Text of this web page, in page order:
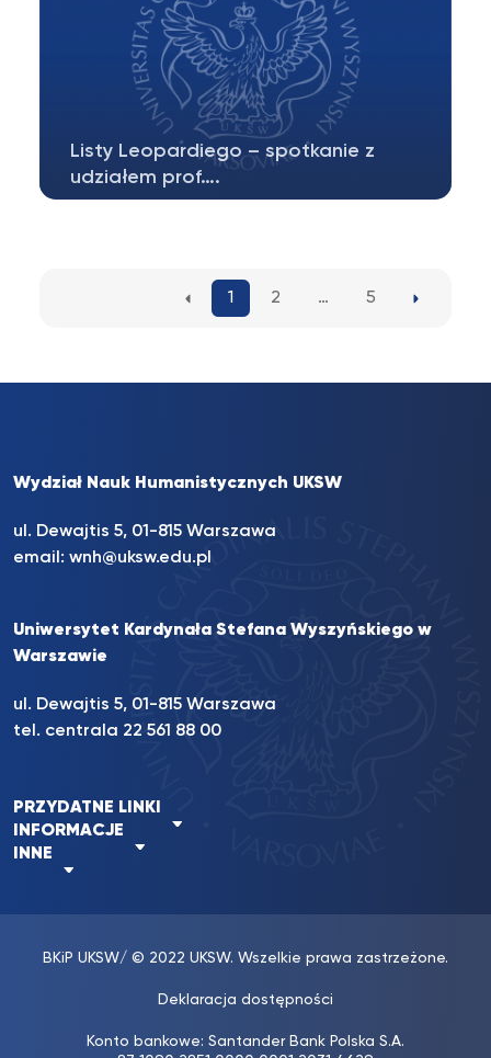
Listy Leopardiego – spotkanie z
udziałem prof….
1 2 … 5
Wydział Nauk Humanistycznych UKSW
ul. Dewajtis 5, 01-815 Warszawa
email: wnh@uksw.edu.pl
Uniwersytet Kardynała Stefana Wyszyńskiego w
Warszawie
ul. Dewajtis 5, 01-815 Warszawa
tel. centrala 22 561 88 00
PRZYDATNE LINKI
INFORMACJE
INNE
BKiP UKSW/ © 2022 UKSW. Wszelkie prawa zastrzeżone.
Deklaracja dostępności
Konto bankowe: Santander Bank Polska S.A.